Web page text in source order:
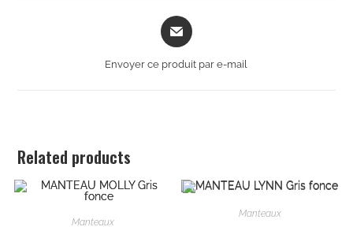
Envoyer ce produit par e-mail
Related products
Manteaux
Manteaux